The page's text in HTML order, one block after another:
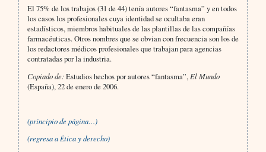
El 75% de los trabajos (31 de 44) tenía autores “fantasma” y en todos
los casos los profesionales cuya identidad se ocultaba eran
estadísticos, miembros habituales de las plantillas de las compañías
farmacéuticas. Otros nombres que se obvian con frecuencia son los de
los redactores médicos profesionales que trabajan para agencias
contratadas por la industria.
Copiado de:Estudios hechos por autores “fantasma”, El Mundo
(España), 22 de enero de 2006.
(principio de página…)
(regresa a Ética y derecho)